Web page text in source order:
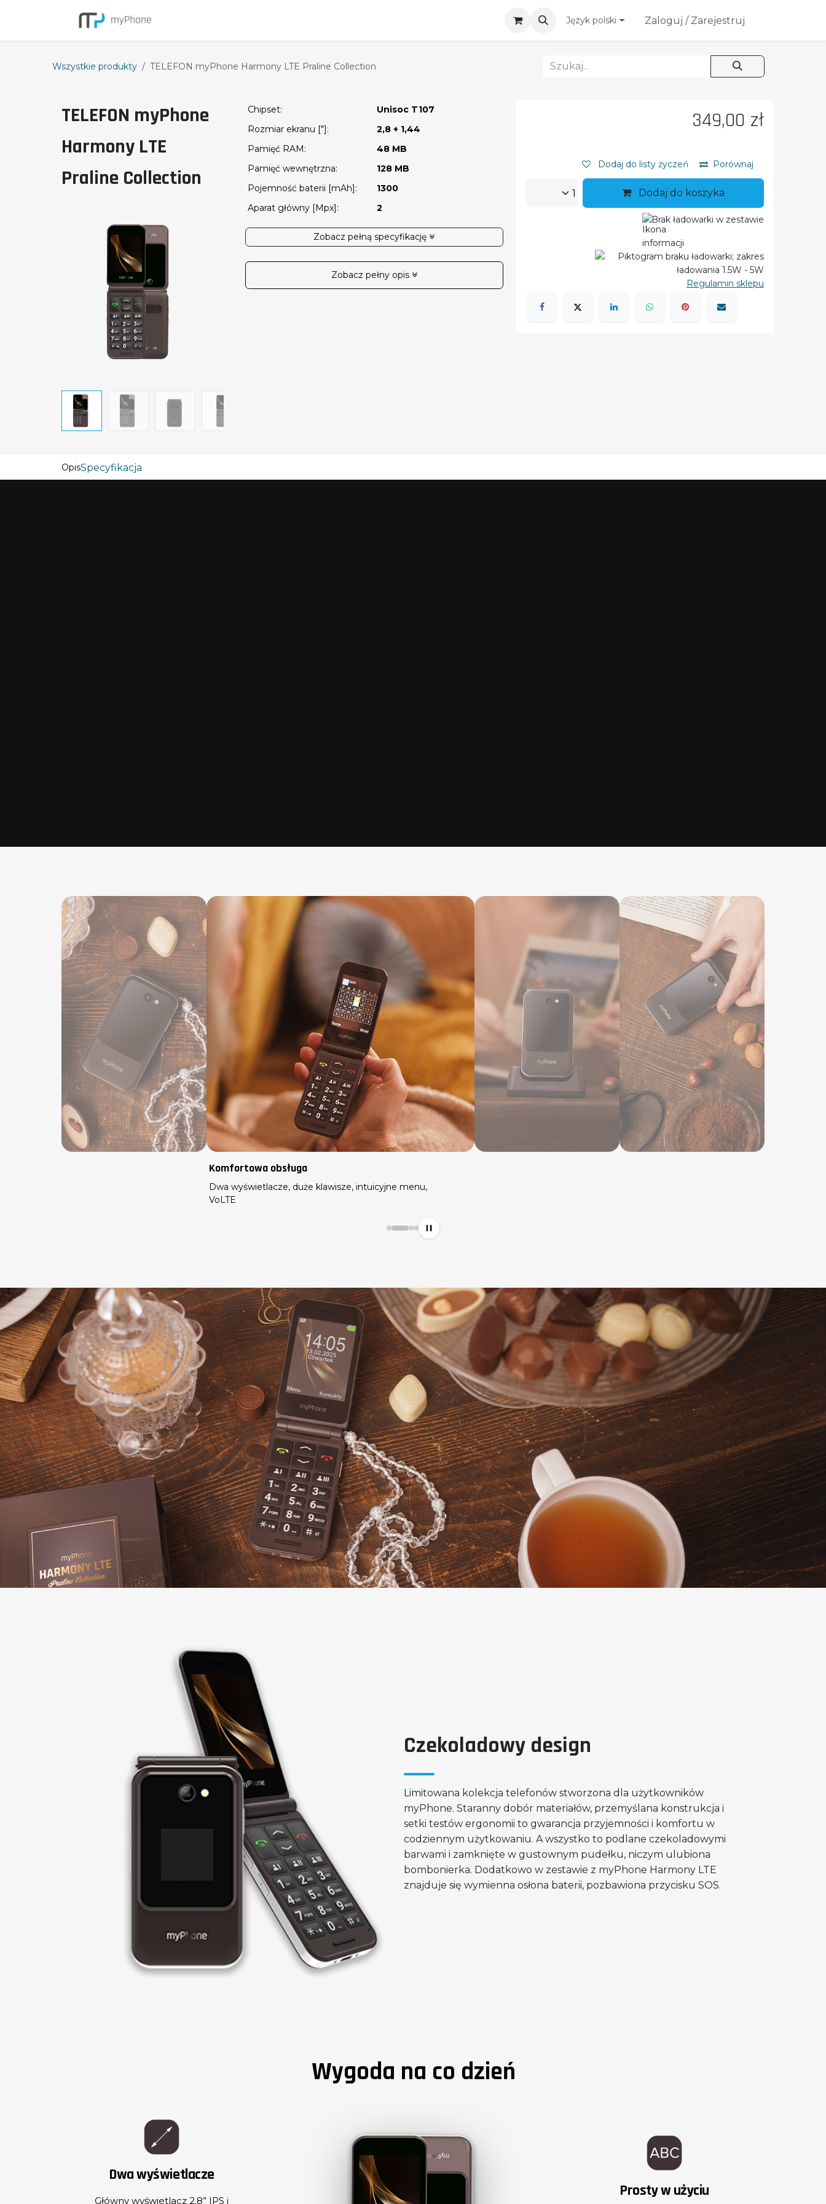
Akcesoria Blog
Język polski Zaloguj / Zarejestruj
Wszystkie produkty TELEFON myPhone Harmony LTE Praline Collection
TELEFON myPhone
Harmony LTE
Praline Collection
Chipset:
Unisoc T107
Rozmiar ekranu ["]:
2,8 + 1,44
Pamięć RAM:
48 MB
Pamięć wewnętrzna:
128 MB
Pojemność baterii [mAh]:
1300
Aparat główny [Mpx]: 2
Zobacz pełną specyfikację
Zobacz pełny opis
349,00 zł
Dodaj do listy życzeń Porównaj
Dodaj do koszyka
Brak ładowarki w zestawie
Regulamin sklepu
OpisSpecyfikacja
Collection
Dwa wyświetlacze
Baza ładująca w zestawie
Czekoladowy design
Bateria 1300 mAh, baza ładująca w zestawie,
Czekoladowy design
Limitowana kolekcja telefonów stworzona dla użytkowników
myPhone. Staranny dobór materiałów, przemyślana konstrukcja i
setki testów ergonomii to gwarancja przyjemności i komfortu w
codziennym użytkowaniu. A wszystko to podlane czekoladowymi
barwami i zamknięte w gustownym pudełku, niczym ulubiona
bombonierka. Dodatkowo w zestawie z myPhone Harmony LTE
znajduje się wymienna osłona baterii, pozbawiona przycisku SOS.
Wygoda na co dzień ​
Dwa wyświetlacze
Główny wyświetlacz 2.8” IPS i
Prosty w użyciu